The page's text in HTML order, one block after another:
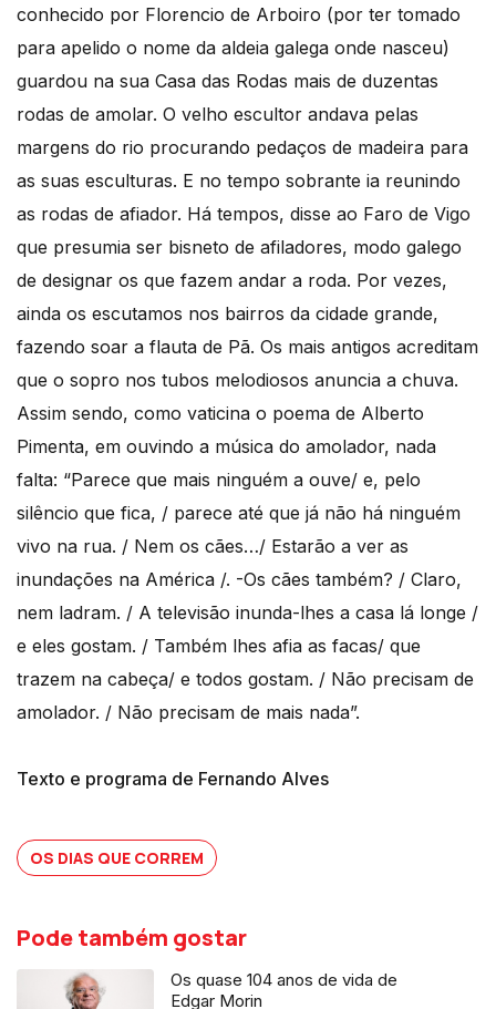
conhecido por Florencio de Arboiro (por ter tomado
para apelido o nome da aldeia galega onde nasceu)
guardou na sua Casa das Rodas mais de duzentas
rodas de amolar. O velho escultor andava pelas
margens do rio procurando pedaços de madeira para
as suas esculturas. E no tempo sobrante ia reunindo
as rodas de afiador. Há tempos, disse ao Faro de Vigo
que presumia ser bisneto de afiladores, modo galego
de designar os que fazem andar a roda. Por vezes,
ainda os escutamos nos bairros da cidade grande,
fazendo soar a flauta de Pã. Os mais antigos acreditam
que o sopro nos tubos melodiosos anuncia a chuva.
Assim sendo, como vaticina o poema de Alberto
Pimenta, em ouvindo a música do amolador, nada
falta: “Parece que mais ninguém a ouve/ e, pelo
silêncio que fica, / parece até que já não há ninguém
vivo na rua. / Nem os cães…/ Estarão a ver as
inundações na América /. -Os cães também? / Claro,
nem ladram. / A televisão inunda-lhes a casa lá longe /
e eles gostam. / Também lhes afia as facas/ que
trazem na cabeça/ e todos gostam. / Não precisam de
amolador. / Não precisam de mais nada”.
Texto e programa de Fernando Alves
OS DIAS QUE CORREM
Pode também gostar
Os quase 104 anos de vida de
Edgar Morin